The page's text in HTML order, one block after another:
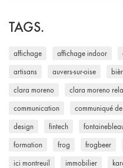
TAGS.
affichage affichage indoor
artisans auvers-sur-oise
clara moreno clara moreno
communication communiqué
design fintech
formation frog frogbeer
ici montreuil immobilier